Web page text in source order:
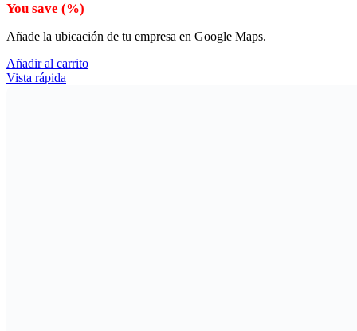
You save (%)
Añade la ubicación de tu empresa en Google Maps.
Añadir al carrito
Vista rápida